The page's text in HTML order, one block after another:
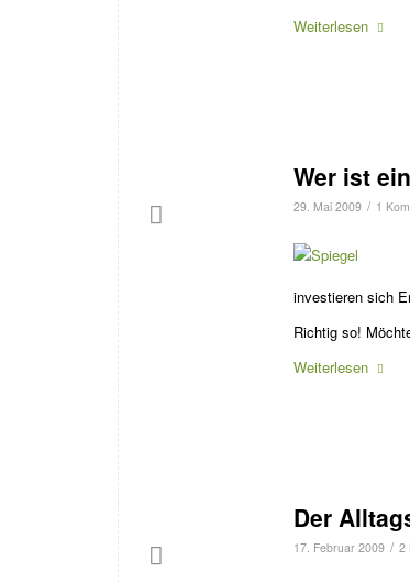
Weiterlesen
Wer ist
29. Mai 2009 / 1
investieren sich
Richtig so!
Weiterlesen
Der
17. Februar 2009 / 2